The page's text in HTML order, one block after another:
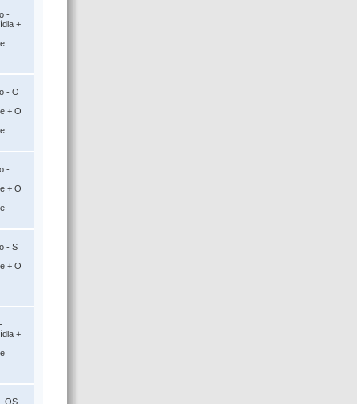
-
+
- O
+ O
-
+ O
- S
+ O
+
OS